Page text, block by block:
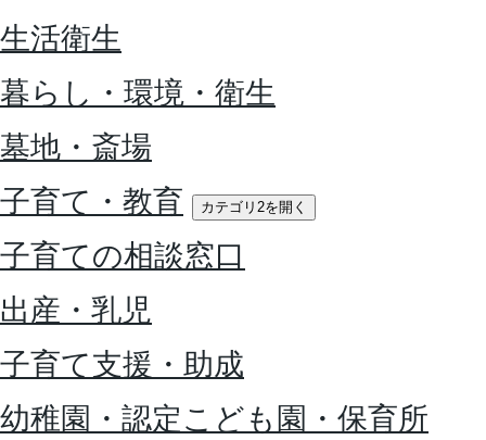
生活衛生
暮らし・環境・衛生
墓地・斎場
子育て・教育
カテゴリ2を開く
子育ての相談窓口
出産・乳児
子育て支援・助成
幼稚園・認定こども園・保育所